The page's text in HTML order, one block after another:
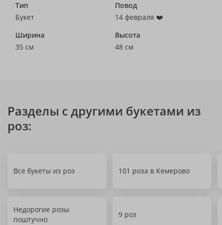
Тип
Букет
Повод
14 февраля ❤️
Ширина
35 см
Высота
48 см
Разделы с другими букетами из
роз:
Все букеты из роз 101 роза в Кемерово
Недорогие розы
поштучно
9 роз